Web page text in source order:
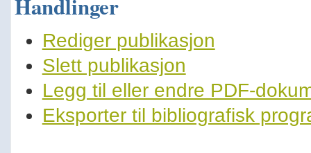
Rediger publikasjon
Slett publikasjon
Legg til eller endre PDF-
Eksporter til bibliografisk